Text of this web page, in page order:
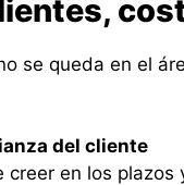
se queda en el
del cliente
creer en los